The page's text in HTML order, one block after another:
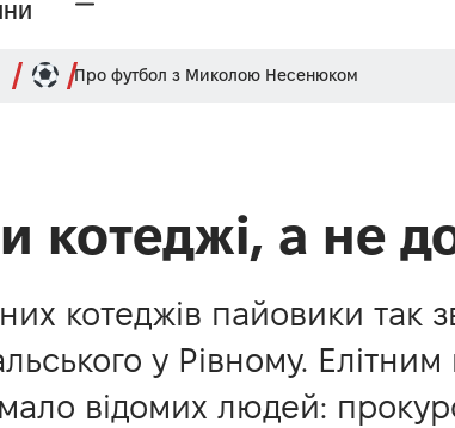
Про футбол з Миколою Несенюком
котеджі, а не
котеджів пайовики так
у Рівному.
відомих людей: